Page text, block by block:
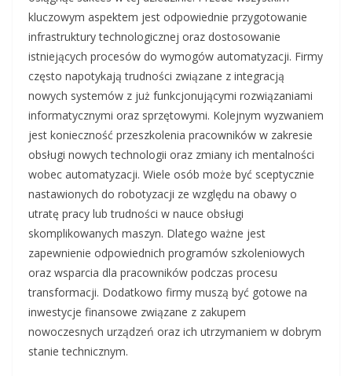
kluczowym aspektem jest odpowiednie przygotowanie
infrastruktury technologicznej oraz dostosowanie
istniejących procesów do wymogów automatyzacji. Firmy
często napotykają trudności związane z integracją
nowych systemów z już funkcjonującymi rozwiązaniami
informatycznymi oraz sprzętowymi. Kolejnym wyzwaniem
jest konieczność przeszkolenia pracowników w zakresie
obsługi nowych technologii oraz zmiany ich mentalności
wobec automatyzacji. Wiele osób może być sceptycznie
nastawionych do robotyzacji ze względu na obawy o
utratę pracy lub trudności w nauce obsługi
skomplikowanych maszyn. Dlatego ważne jest
zapewnienie odpowiednich programów szkoleniowych
oraz wsparcia dla pracowników podczas procesu
transformacji. Dodatkowo firmy muszą być gotowe na
inwestycje finansowe związane z zakupem
nowoczesnych urządzeń oraz ich utrzymaniem w dobrym
stanie technicznym.